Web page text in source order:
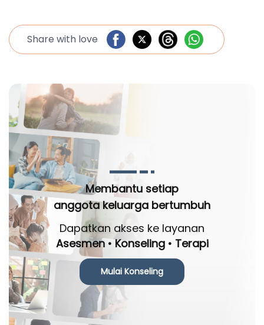
Share with love
Membantu setiap
anggota keluarga bertumbuh
Dapatkan akses ke layanan
Asesmen • Konseling • Terapi
Mulai Konseling